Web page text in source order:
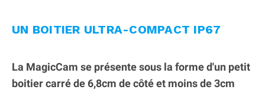
UN BOITIER ULTRA-COMPACT IP67
La MagicCam se présente sous la forme d'un petit
boitier carré de 6,8cm de côté et moins de 3cm